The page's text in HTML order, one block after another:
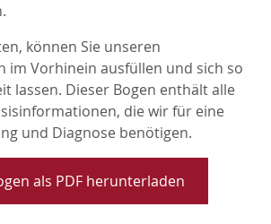
können Sie unseren
im Vorhinein ausfüllen und sich so
lassen. Dieser Bogen enthält alle
die wir für eine
und Diagnose benötigen.
als PDF herunterladen
„Sleeper One“